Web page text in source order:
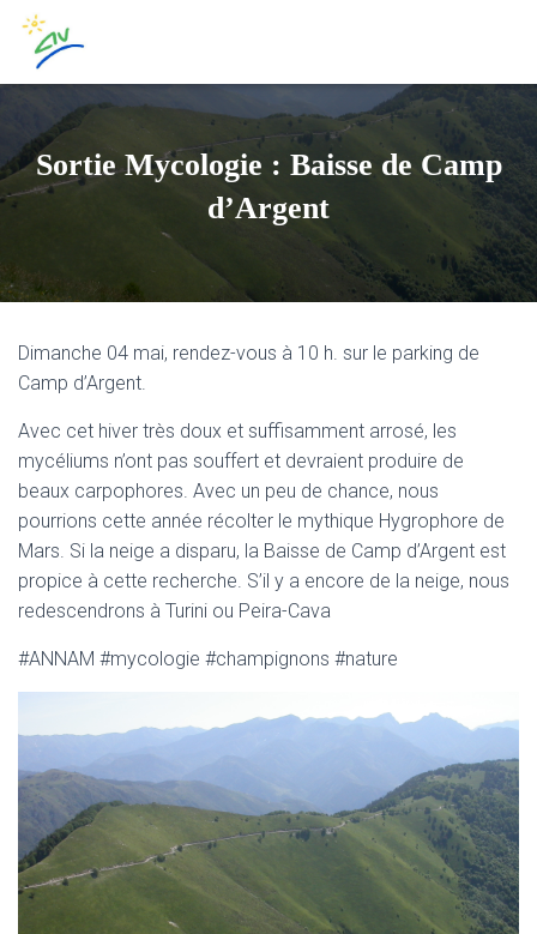
Sortie Mycologie : Baisse de Camp
d’Argent
Dimanche 04 mai, rendez-vous à 10 h. sur le parking de
Camp d’Argent.
Avec cet hiver très doux et suffisamment arrosé, les
mycéliums n’ont pas souffert et devraient produire de
beaux carpophores. Avec un peu de chance, nous
pourrions cette année récolter le mythique Hygrophore de
Mars. Si la neige a disparu, la Baisse de Camp d’Argent est
propice à cette recherche. S’il y a encore de la neige, nous
redescendrons à Turini ou Peira-Cava
#ANNAM #mycologie #champignons #nature